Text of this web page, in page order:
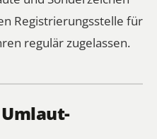
Registrierungsstelle für
regulär zugelassen.